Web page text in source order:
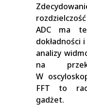
ADC ma
dokładności
analizy
na
W
FFT to
gadżet.